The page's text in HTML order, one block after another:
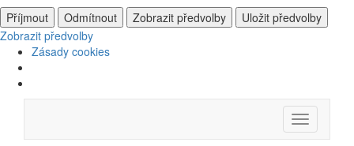
Příjmout
Odmítnout Zobrazit předvolby
Uložit předvolby
Zobrazit předvolby
Zásady cookies
content
Menu